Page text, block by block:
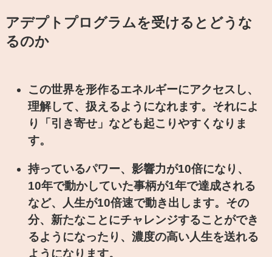
アデプトプログラムを受けるとどうな
るのか
この世界を形作るエネルギーにアクセスし、
理解して、扱えるようになれます。それによ
り「引き寄せ」なども起こりやすくなりま
す。
持っているパワー、影響力が10倍になり、
10年で動かしていた事柄が1年で達成される
など、人生が10倍速で動き出します。その
分、新たなことにチャレンジすることができ
るようになったり、濃度の高い人生を送れる
ようになります。